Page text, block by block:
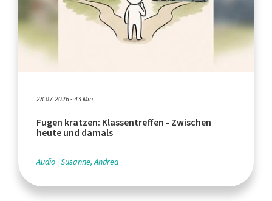
28.07.2026 - 43 Min.
Fugen kratzen: Klassentreffen - Zwischen
heute und damals
Audio Susanne, Andrea